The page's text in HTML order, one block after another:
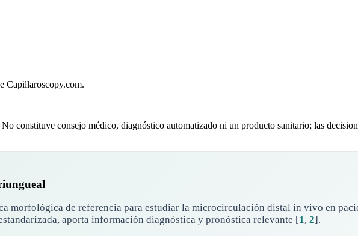
Capillaroscopy.com.
constituye consejo médico, diagnóstico automatizado ni un producto sanitario; las
morfológica de referencia para estudiar la microcirculación distal in vivo en
aporta información diagnóstica y pronóstica relevante [1, 2] .